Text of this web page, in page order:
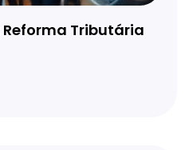
Reforma Tributária